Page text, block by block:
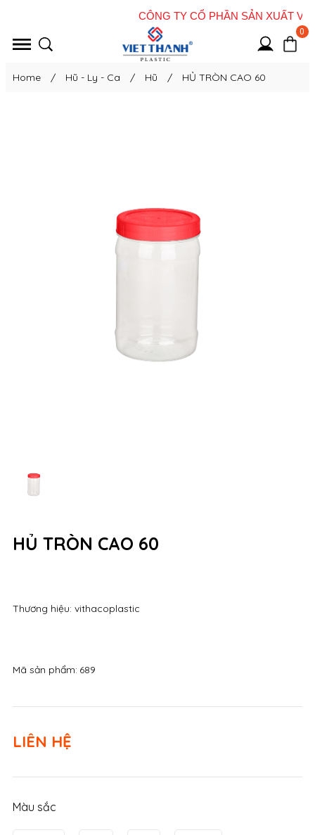
0
Home / Hũ - Ly - Ca / Hũ / HỦ TRÒN CAO 60
HỦ TRÒN CAO 60
Thương hiệu: vithacoplastic
LIÊN HỆ
Mã sản phẩm: 689
Màu sắc